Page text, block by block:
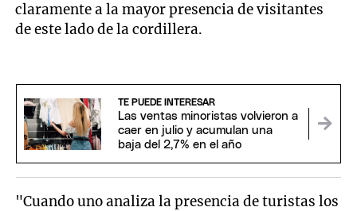
claramente a la mayor presencia de visitantes
de este lado de la cordillera.
TE PUEDE INTERESAR
Las ventas minoristas volvieron a
caer en julio y acumulan una
baja del 2,7% en el año
"Cuando uno analiza la presencia de turistas los